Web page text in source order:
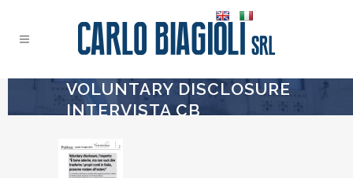
VOLUNTARY DISCLOSURE
INTERVISTA CB